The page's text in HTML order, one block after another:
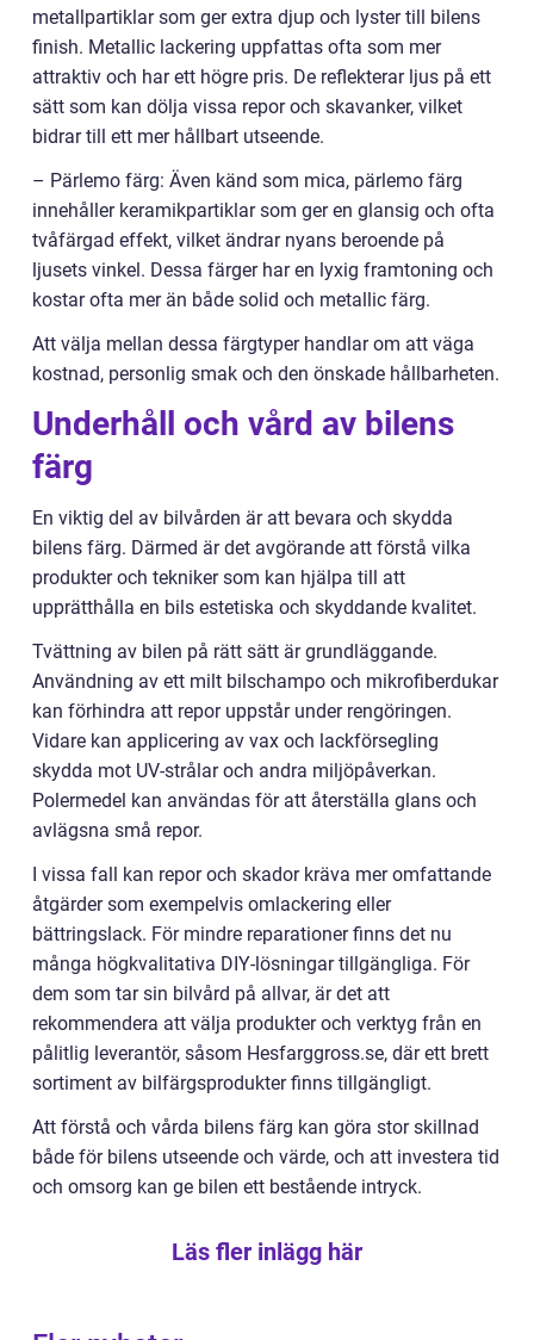
metallpartiklar som ger extra djup och lyster till bilens
finish. Metallic lackering uppfattas ofta som mer
attraktiv och har ett högre pris. De reflekterar ljus på ett
sätt som kan dölja vissa repor och skavanker, vilket
bidrar till ett mer hållbart utseende.
– Pärlemo färg: Även känd som mica, pärlemo färg
innehåller keramikpartiklar som ger en glansig och ofta
tvåfärgad effekt, vilket ändrar nyans beroende på
ljusets vinkel. Dessa färger har en lyxig framtoning och
kostar ofta mer än både solid och metallic färg.
Att välja mellan dessa färgtyper handlar om att väga
kostnad, personlig smak och den önskade hållbarheten.
Underhåll och vård av bilens
färg
En viktig del av bilvården är att bevara och skydda
bilens färg. Därmed är det avgörande att förstå vilka
produkter och tekniker som kan hjälpa till att
upprätthålla en bils estetiska och skyddande kvalitet.
Tvättning av bilen på rätt sätt är grundläggande.
Användning av ett milt bilschampo och mikrofiberdukar
kan förhindra att repor uppstår under rengöringen.
Vidare kan applicering av vax och lackförsegling
skydda mot UV-strålar och andra miljöpåverkan.
Polermedel kan användas för att återställa glans och
avlägsna små repor.
I vissa fall kan repor och skador kräva mer omfattande
åtgärder som exempelvis omlackering eller
bättringslack. För mindre reparationer finns det nu
många högkvalitativa DIY-lösningar tillgängliga. För
dem som tar sin bilvård på allvar, är det att
rekommendera att välja produkter och verktyg från en
pålitlig leverantör, såsom Hesfarggross.se, där ett brett
sortiment av bilfärgsprodukter finns tillgängligt.
Att förstå och vårda bilens färg kan göra stor skillnad
både för bilens utseende och värde, och att investera tid
och omsorg kan ge bilen ett bestående intryck.
Läs fler inlägg här